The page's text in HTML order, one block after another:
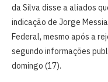
da Silva disse a aliados
indicação de Jorge
Federal, mesmo após a
segundo informações
domingo (17).